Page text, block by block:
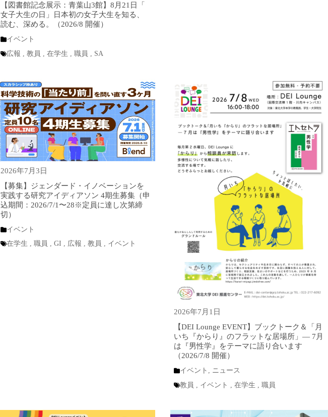
【図書館記念展示：青葉山3館】8月21日「
女子大生の日」日本初の女子大生を知る、
読む、深める。（2026/8 開催）
イベント
広報 ,教員 ,在学生 ,職員 SA
2026年7月3日
【募集】ジェンダード・イノベーションを
実践する研究アイディアソン 4期生募集（申
込期間：2026/7/1〜28※定員に達し次第締
切）
イベント
在学生 ,職員 ,GI , 広報 ,教員 , イベント
2026年7月1日
【DEI Lounge EVENT】ブックトーク＆「月
いち『からり』のフラットな居場所」― 7月
は『男性学』をテーマに語り合います
（2026/7/8 開催）
イベント
ニュース
教員
イベント 在学生 職員